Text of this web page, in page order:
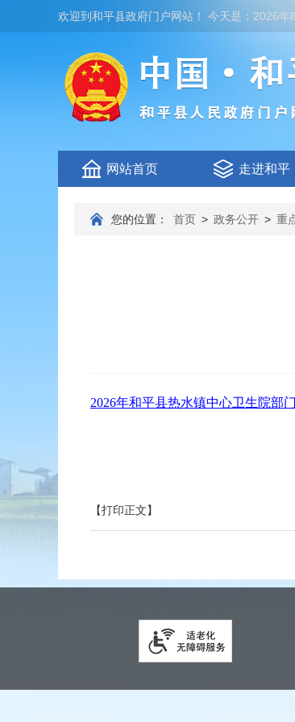
欢迎到和平县政府门户网站 ！ 今天是： 2026年
网站首页 走进和平
您的位置： 首页 > 政务公开 > 重
2026年和平县热水镇中心卫生院部
【打印正文】